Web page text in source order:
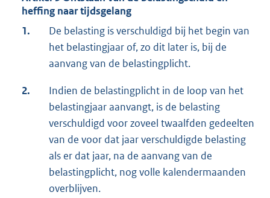
heffing naar tijdsgelang
1.
De belasting is verschuldigd bij het begin van
het belastingjaar of, zo dit later is, bij de
aanvang van de belastingplicht.
2.
Indien de belastingplicht in de loop van het
belastingjaar aanvangt, is de belasting
verschuldigd voor zoveel twaalfden gedeelten
van de voor dat jaar verschuldigde belasting
als er dat jaar, na de aanvang van de
belastingplicht, nog volle kalendermaanden
overblijven.